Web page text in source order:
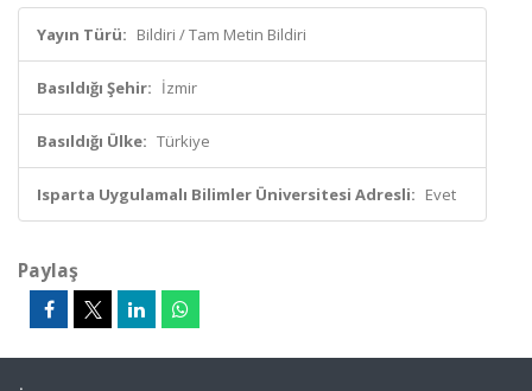
Yayın Türü: Bildiri / Tam Metin Bildiri
Basıldığı Şehir: İzmir
Basıldığı Ülke: Türkiye
Isparta Uygulamalı Bilimler Üniversitesi Adresli: Evet
Paylaş